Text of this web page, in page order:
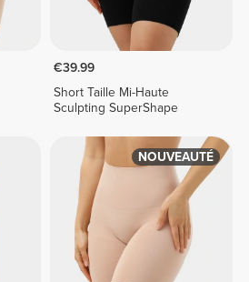
€39.99
Short Taille Mi-Haute
Sculpting SuperShape
NOUVEAUTÉ